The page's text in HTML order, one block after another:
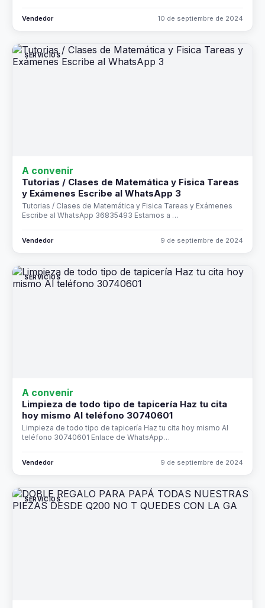
Vendedor 10 de septiembre de 2024
SERVICIOS
A convenir
Tutorias / Clases de Matemática y Fisica Tareas
y Exámenes Escribe al WhatsApp 3
Tutorias / Clases de Matemática y Fisica Tareas y Exámenes
Escribe al WhatsApp 36835493 Estamos a …
Vendedor 9 de septiembre de 2024
SERVICIOS
A convenir
Limpieza de todo tipo de tapicería Haz tu cita
hoy mismo Al teléfono 30740601
Limpieza de todo tipo de tapicería Haz tu cita hoy mismo Al
teléfono 30740601 Enlace de WhatsApp…
Vendedor 9 de septiembre de 2024
SERVICIOS